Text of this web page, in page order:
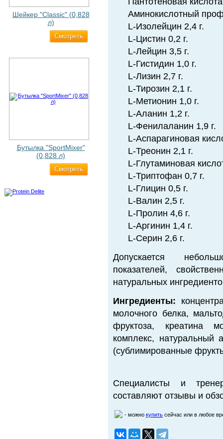
Шейкер "Classic" (0,828
л)
Cмотреть
Бутылка "SportMixer"
(0,828 л)
Cмотреть
Аминокислотный
L-Изолейцин 2,4 г.
L-Цистин 0,2 г.
L-Лейцин 3,5 г.
L-Гистидин 1,0 г.
L-Лизин 2,7 г.
L-Тирозин 2,1 г.
L-Метионин 1,0 г.
L-Аланин 1,2 г.
L-Фенилаланин 1,9 г.
L-Аспарагиновая
L-Треонин 2,1 г.
L-Глутаминовая
L-Триптофан 0,7 г.
L-Глицин 0,5 г.
L-Валин 2,5 г.
L-Пролин 4,6 г.
L-Аргинин 1,4 г.
L-Серин 2,6 г.
Допускается
показателей,
натуральных
Ингредиенты:
молочного белка,
фруктоза, креатина
комплекс, натуральный
(сублимированные
Специалисты и
составляют отзывы и
- можно купить сейчас или в любое